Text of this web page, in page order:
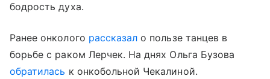
бодрость духа.
Ранее онколого рассказал о пользе танцев в
борьбе с раком Лерчек. На днях Ольга Бузова
обратилась к онкобольной Чекалиной.